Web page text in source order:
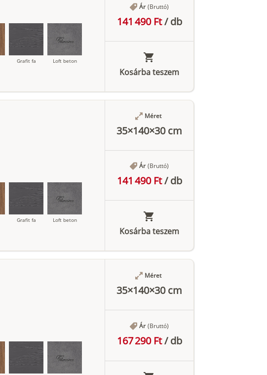
Grafit fa Loft beton
Ár (Bruttó)
141 490 Ft/db
Kosárba teszem
Grafit fa Loft beton
Méret
35×140×30 cm
Ár (Bruttó)
141 490 Ft/db
Kosárba teszem
Méret
35×140×30 cm
Ár (Bruttó)
167 290 Ft/db